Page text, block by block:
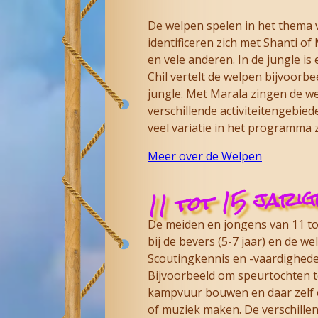
De welpen spelen in het
identificeren zich met Shanti
en vele anderen. In de jungle
Chil vertelt de welpen
jungle. Met Marala zingen de
verschillende
veel variatie in het programma
Meer over de Welpen
11 tot 15
De meiden en jongens van 11
bij de bevers (5-7 jaar) en de
Scoutingkennis en -
Bijvoorbeeld om speurtochten
kampvuur bouwen en daar
of muziek maken. De